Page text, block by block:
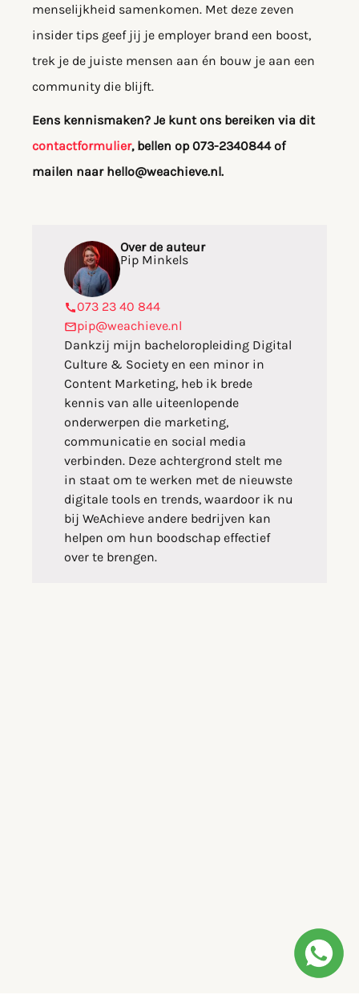
menselijkheid samenkomen. Met deze zeven
insider tips geef jij je employer brand een boost,
trek je de juiste mensen aan én bouw je aan een
community die blijft.
Eens kennismaken? Je kunt ons bereiken via dit
contactformulier, bellen op 073-2340844 of
mailen naar hello@weachieve.nl.
Over de auteur
Pip Minkels
073 23 40 844
pip@weachieve.nl
Dankzij mijn bacheloropleiding Digital
Culture & Society en een minor in
Content Marketing, heb ik brede
kennis van alle uiteenlopende
onderwerpen die marketing,
communicatie en social media
verbinden. Deze achtergrond stelt me
in staat om te werken met de nieuwste
digitale tools en trends, waardoor ik nu
bij WeAchieve andere bedrijven kan
helpen om hun boodschap effectief
over te brengen.